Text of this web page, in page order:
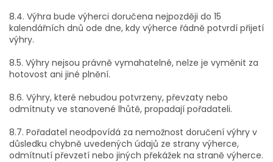
8.4. Výhra bude výherci doručena nejpozději do 15
kalendářních dnů ode dne, kdy výherce řádně potvrdí přijetí
výhry.
8.5. Výhry nejsou právně vymahatelné, nelze je vyměnit za
hotovost ani jiné plnění.
8.6. Výhry, které nebudou potvrzeny, převzaty nebo
odmítnuty ve stanovené lhůtě, propadají pořadateli.
8.7. Pořadatel neodpovídá za nemožnost doručení výhry v
důsledku chybně uvedených údajů ze strany výherce,
odmítnutí převzetí nebo jiných překážek na straně výherce.